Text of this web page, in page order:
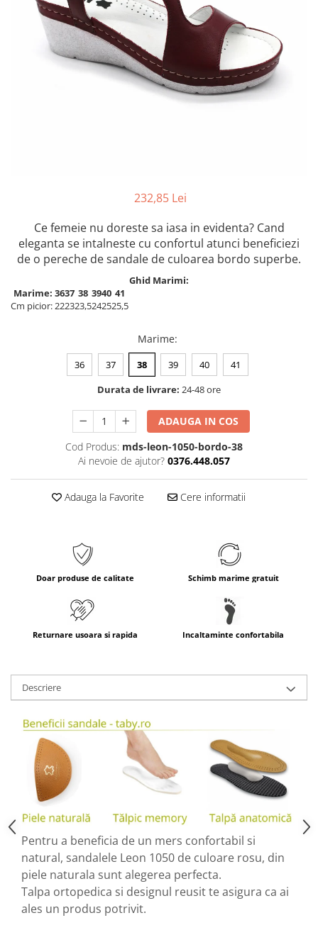
232,85 Lei
Ce femeie nu doreste sa iasa in evidenta? Cand
eleganta se intalneste cu confortul atunci beneficiezi
de o pereche de sandale de culoarea bordo superbe.
Ghid Marimi:
Marime: 3637 38 3940 41
Cm picior:222323,5242525,5
Marime:
36 37 38 39 40
41
Durata de livrare: 24-48 ore
ADAUGA IN COS
Cod Produs: mds-leon-1050-bordo-38
Ai nevoie de ajutor? 0376.448.057
Adauga la Favorite Cere informatii
Doar produse de calitate Schimb marime gratuit
Returnare usoara si rapida Incaltaminte confortabila
Descriere
Pentru a beneficia de un mers confortabil si
natural, sandalele Leon 1050 de culoare rosu, din
piele naturala sunt alegerea perfecta.
Talpa ortopedica si designul reusit te asigura ca ai
ales un produs potrivit.